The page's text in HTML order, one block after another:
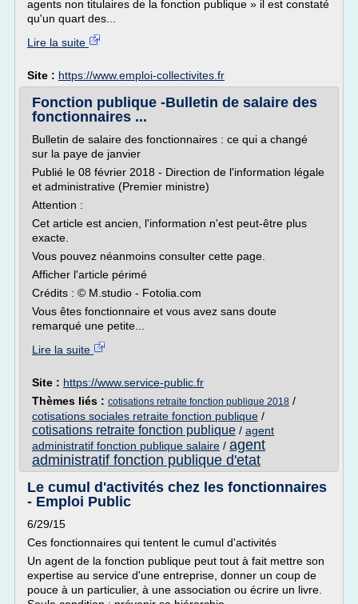
agents non titulaires de la fonction publique » il est constaté
qu'un quart des...
Lire la suite
Site : https://www.emploi-collectivites.fr
Fonction publique -Bulletin de salaire des
fonctionnaires ...
Bulletin de salaire des fonctionnaires : ce qui a changé
sur la paye de janvier
Publié le 08 février 2018 - Direction de l'information légale
et administrative (Premier ministre)
Attention :
Cet article est ancien, l'information n'est peut-être plus
exacte.
Vous pouvez néanmoins consulter cette page.
Afficher l'article périmé
Crédits : © M.studio - Fotolia.com
Vous êtes fonctionnaire et vous avez sans doute
remarqué une petite...
Lire la suite
Site : https://www.service-public.fr
Thèmes liés : cotisations retraite fonction publique 2018 /
cotisations sociales retraite fonction publique /
cotisations retraite fonction publique / agent
administratif fonction publique salaire / agent
administratif fonction publique d'etat
Le cumul d'activités chez les fonctionnaires
- Emploi Public
6/29/15
Ces fonctionnaires qui tentent le cumul d'activités
Un agent de la fonction publique peut tout à fait mettre son
expertise au service d'une entreprise, donner un coup de
pouce à un particulier, à une association ou écrire un livre.